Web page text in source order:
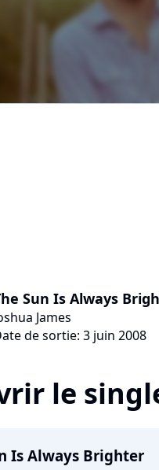
Sun Is Always
James
de sortie: 3 juin 2008
le
Is Always Brighter